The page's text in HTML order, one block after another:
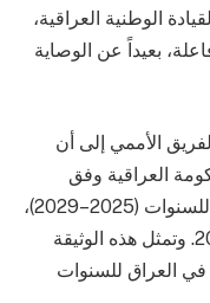
الوطنية العراقية،
بعيداً عن الوصاية
الأممي إلى أن
العراقية وفق
“إطار وثيقة التعاون الإنمائي المستدام” للسنوات (2025–2029)،
التي تم توقيعها في 25 كانون الأول 2025. وتمثل هذه الوثيقة
في العراق للسنوات